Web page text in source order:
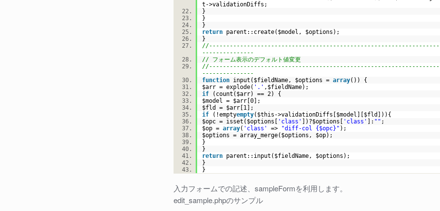
t ->validationDiffs;
}
}
}
return parent::create( $model , $options );
}
//-------------------------------------------------------------------
---------------
// フォーム表示のデフォルト値変更
//-------------------------------------------------------------------
---------------
function input( $fieldName, $options =array()) {
$arr =explode( '.' , $fieldName);
if ( count ( $arr) == 2) {
$model = $arr [0];
$fld
= $arr [1];
if (!emptyempty( $this ->validationDiffs[ $model $fld
])){
$opc = isset( $options 'class' ])?$options 'class' ]: "" ;
$op =array( 'class' => "diff-col {$opc}" );
$options =array_merge( $options , $op);
}
}
return parent::input( $fieldName, $options );
}
}
入力フォームでの記述、sampleFormを利用します。
edit_sample.phpのサンプル